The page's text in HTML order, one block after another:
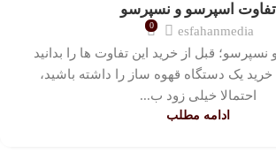
تفاوت اسپرسو و نسپرسو
esfahanmedia
0
قبل از خرید این تفاوت ها را بدانید
یک دستگاه قهوه ساز را داشته باشید،
احتمالا خیلی زود ب...
ادامه مطلب